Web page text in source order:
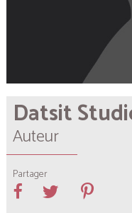
Datsit
Auteur
Partager